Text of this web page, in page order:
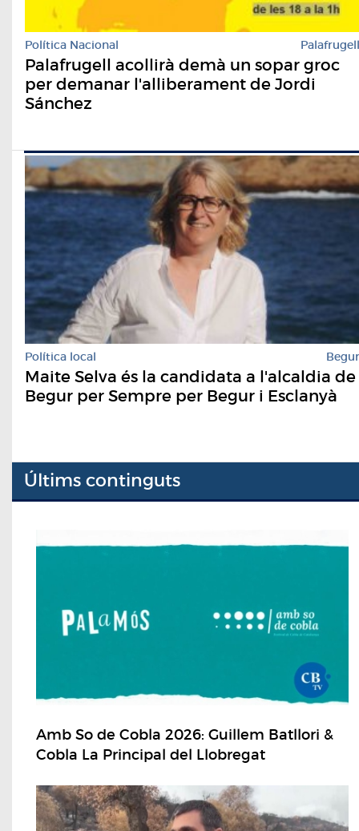
Política Nacional Palafrugell
Palafrugell acollirà demà un sopar groc
per demanar l'alliberament de Jordi
Sánchez
Política local Begur
Maite Selva és la candidata a l'alcaldia de
Begur per Sempre per Begur i Esclanyà
Últims continguts
Amb So de Cobla 2026: Guillem Batllori &
Cobla La Principal del Llobregat